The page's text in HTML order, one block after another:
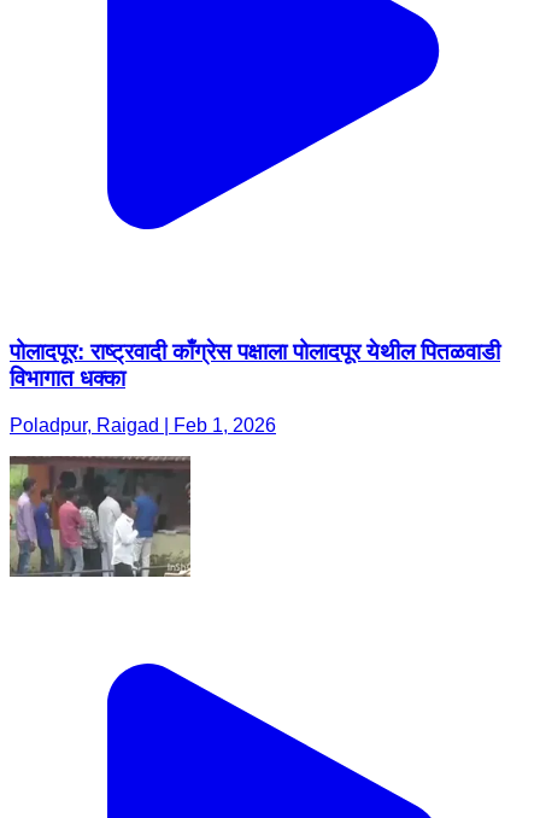
पोलादपूर: राष्ट्रवादी काँग्रेस पक्षाला पोलादपूर येथील पितळवाडी
विभागात धक्का
Poladpur, Raigad | Feb 1, 2026